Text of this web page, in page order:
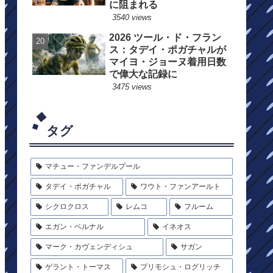
に阻まれる
3540 views
2026 ツール・ド・フラン
ス：タデイ・ポガチャルが
マイヨ・ジョーヌ着用日数
で偉大な記録に
3475 views
タグ
マチュー・ファンデルプール
タデイ・ポガチャル ワウト・ファンアールト
シクロクロス レムコ フルーム
エガン・ベルナル イネオス
マーク・カヴェンディシュ サガン
ゲラント・トーマス プリモシュ・ログリッチ